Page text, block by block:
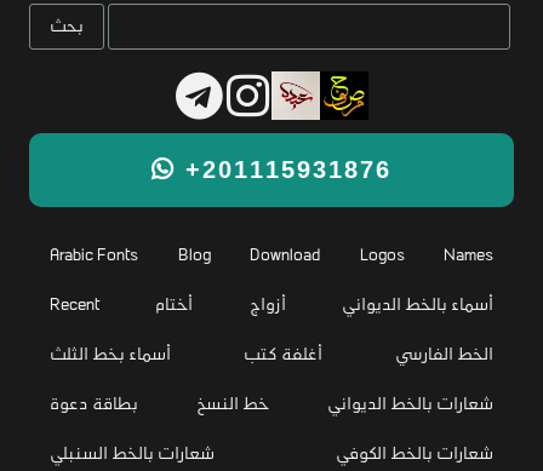
+201115931876
Arabic Fonts Blog Download Logos Names
Recent أختام أزواج أسماء بالخط الديواني
أسماء بخط الثلث أغلفة كتب الخط الفارسي
بطاقة دعوة خط النسخ شعارات بالخط الديواني
شعارات بالخط السنبلي شعارات بالخط الكوفي